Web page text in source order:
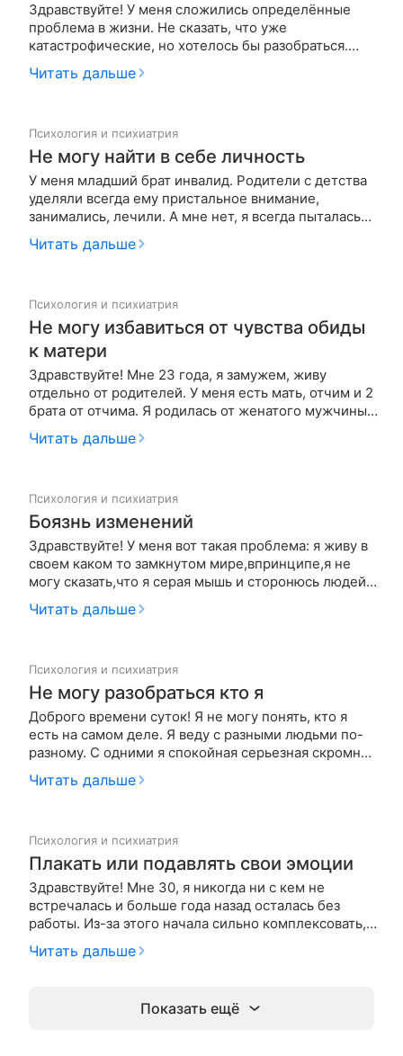
Здравствуйте! У меня сложились определённые
проблема в жизни. Не сказать, что уже
катастрофические, но хотелось бы разобраться.
Опишу свои проблемы частями. 1. Могу сказать о
себе, что я очень эмоциональный человек. Но в
Читать дальше
Психология и психиатрия
Не могу найти в себе личность
У меня младший брат инвалид. Родители с детства
уделяли всегда ему пристальное внимание,
занимались, лечили. А мне нет, я всегда пыталась
заискивать перед родителями, что-то постоянно
делать, чтобы меня похвалили и заметили. Даже
Читать дальше
Психология и психиатрия
Не могу избавиться от чувства обиды
к матери
Здравствуйте! Мне 23 года, я замужем, живу
отдельно от родителей. У меня есть мать, отчим и 2
брата от отчима. Я родилась от женатого мужчины,
в которого мать была влюблена. Она хотела его
таким способом удержать, но он отказался от меня
Читать дальше
Психология и психиатрия
Боязнь изменений
Здравствуйте! У меня вот такая проблема: я живу в
своем каком то замкнутом мире,впринципе,я не
могу сказать,что я серая мышь и сторонюсь людей
нет,но я ращу ребенка одна,живу с родителями и
настолько привыкла к своему ритму дом-работа-
Читать дальше
Психология и психиатрия
Не могу разобраться кто я
Доброго времени суток! Я не могу понять, кто я
есть на самом деле. Я веду с разными людьми по-
разному. С одними я спокойная серьезная скромная
девчонка, с другими - могу вести совсем по-
другому, более раскрепощенная, совсем
Читать дальше
Психология и психиатрия
Плакать или подавлять свои эмоции
Здравствуйте! Мне 30, я никогда ни с кем не
встречалась и больше года назад осталась без
работы. Из-за этого начала сильно комплексовать,
что я неудачница и на нервной почве у меня
началась алопеция (облысение). От этого мое
Читать дальше
Показать ещё